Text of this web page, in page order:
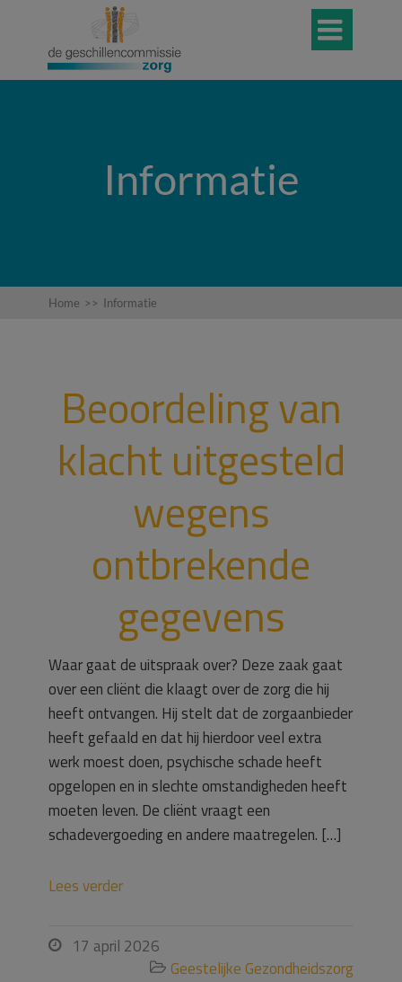

Informatie
Home >> Informatie
Beoordeling van
klacht uitgesteld
wegens
ontbrekende
gegevens
Waar gaat de uitspraak over? Deze zaak gaat
over een cliënt die klaagt over de zorg die hij
heeft ontvangen. Hij stelt dat de zorgaanbieder
heeft gefaald en dat hij hierdoor veel extra
werk moest doen, psychische schade heeft
opgelopen en in slechte omstandigheden heeft
moeten leven. De cliënt vraagt een
schadevergoeding en andere maatregelen. […]
Lees verder
 17 april 2026
 Geestelijke Gezondheidszorg